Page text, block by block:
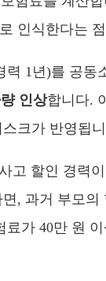
인식한다는
1년)를 공동
인상합니다.
크가 반영됩
고 할인 경력
, 과거 부모의
가 40만 원